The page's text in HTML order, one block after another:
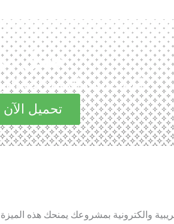
حمل
استكشف المميزات
تحميل الآن
والكترونية بمشروعك يمنحك هذه